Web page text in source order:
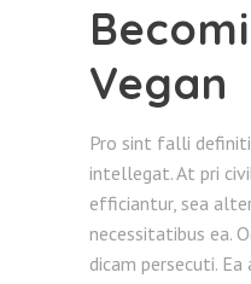
Vegan
Pro sint falli
intellegat. At pri
efficiantur, sea
necessitatibus ea.
dicam persecuti. Ea